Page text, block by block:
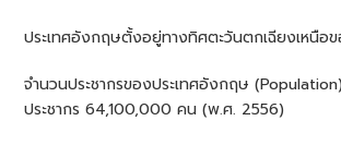
ประเทศอังกฤษตั้งอยู่ทางทิศตะวันตกเฉียงเหนือ
จำนวนประชากรของประเทศอังกฤษ (Population)
ประชากร 64,100,000 คน (พ.ศ. 2556)